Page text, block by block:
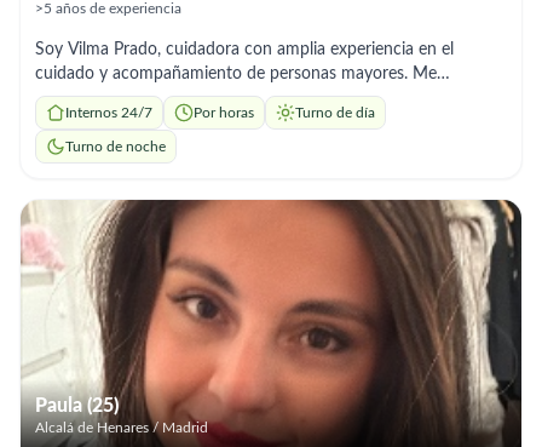
>5 años de experiencia
Soy Vilma Prado, cuidadora con amplia experiencia en el
cuidado y acompañamiento de personas mayores. Me
caracterizo por mi trato humano, cariño, respeto y paciencia,
siempre priorizando el bienestar, la seguridad y la alegría de
quienes cuido. Ofrezco: ✨ Atención personalizada (aseo,
dependientes o con movilidad reducida ✨ Puntualidad,
responsabilidad y empatía en cada tarea 📍 Disponible en
Madrid, Barcelona, Valencia, Sevilla y otras ciudades 🕰️
Disponibilidad inmediata — jornada completa o por horas 💬
Contacto por WhatsApp 💖 Trato a cada persona como si
fuera de mi propia familia.
Internos 24/7 Por horas Turno de día
Turno de noche
Paula (25)
Alcalá de Henares / Madrid